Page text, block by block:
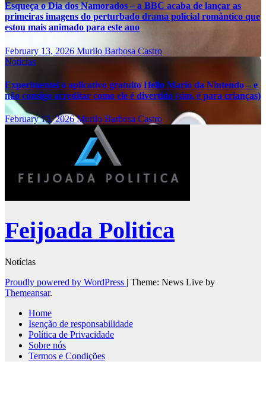
Esqueça o Dia dos Namorados – a BBC acaba de lançar as
primeiras imagens do perturbado drama policial romântico que
estou mais animado para este ano
February 13, 2026 Murilo Barbosa Castro
Notícias
Experimentei o aplicativo gratuito Hello Mario da Nintendo – e
não consigo acreditar como ele é divertido (sim, é para crianças)
February 13, 2026Murilo Barbosa Castro
Feijoada Politica
Notícias
Proudly powered by WordPress | Theme: News Live by
Themeansar.
Home
Isenção de responsabilidade
Política de Privacidade
Sobre nós
Termos e Condições